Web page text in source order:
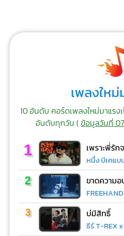
เพลงใหม่
10 อันดับ คอร์ดเพลงใหม่มาแร
อันดับทุกวัน (ข้อมูลวันที่
1 เพราะพี่รัก
หนึ่ง บีเคแ
2 ขาดความ
3 บ่มีสิทธิ์
ธีร์ T-REX